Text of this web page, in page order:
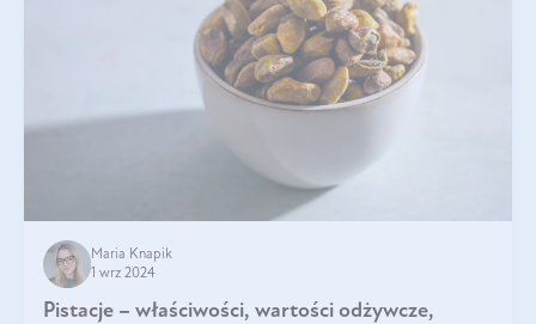
Maria Knapik
1 wrz 2024
Pistacje – właściwości, wartości odżywcze,